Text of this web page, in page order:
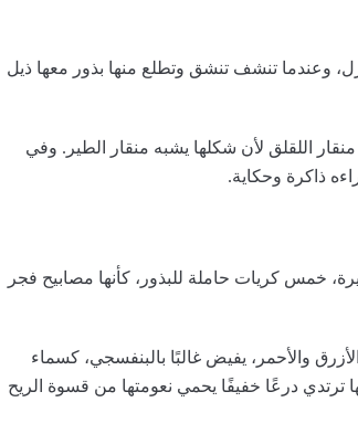
وعندما تنشف تنشق وتطلع منها بذور معها ذيل
اللقلق لأن شكلها يشبه منقار الطير. وفي
ذاكرة وحكاية.
خمس كريات حاملة للبذور، كأنها مصابيح فجر
والأحمر، يفيض غالبًا بالبنفسجي، كسماء
درعًا خفيفًا يحمي نعومتها من قسوة الريح